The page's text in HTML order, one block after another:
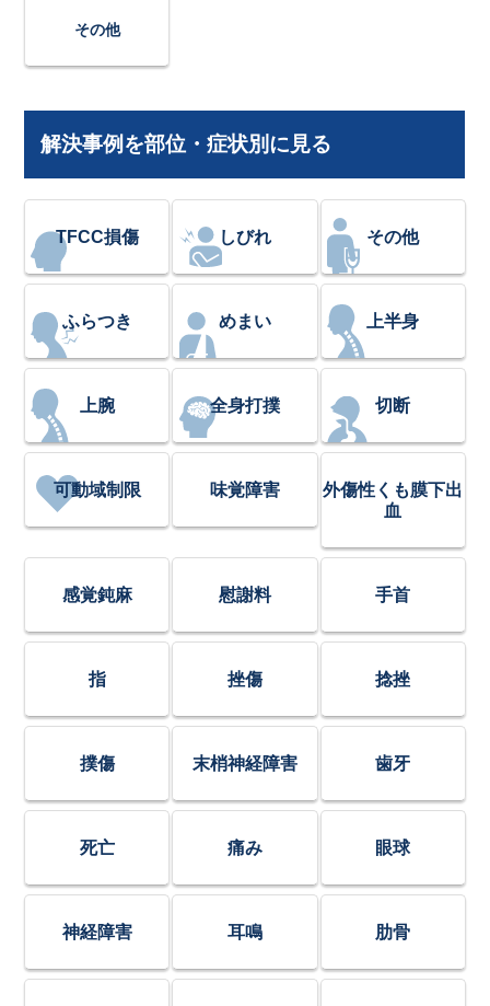
その他
解決事例を部位・症状別に見る
TFCC損傷 しびれ その他
ふらつき めまい 上半身
上腕 全身打撲 切断
可動域制限 味覚障害
外傷性くも膜下出
血
感覚鈍麻 慰謝料 手首
指 挫傷 捻挫
撲傷 末梢神経障害 歯牙
死亡 痛み 眼球
神経障害 耳鳴 肋骨